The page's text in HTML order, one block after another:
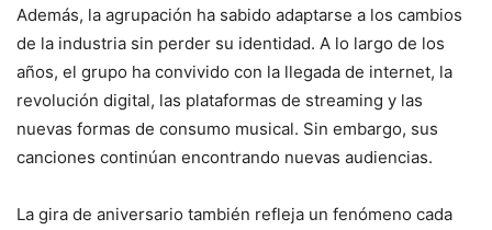
Además, la agrupación ha sabido adaptarse a los cambios
de la industria sin perder su identidad. A lo largo de los
años, el grupo ha convivido con la llegada de internet, la
revolución digital, las plataformas de streaming y las
nuevas formas de consumo musical. Sin embargo, sus
canciones continúan encontrando nuevas audiencias.
La gira de aniversario también refleja un fenómeno cada